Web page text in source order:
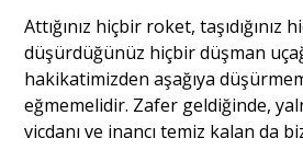
Attığınız hiçbir roket, taşıdığınız
düşürdüğünüz hiçbir düşman
hakikatimizden aşağıya
eğmemelidir. Zafer geldiğinde,
vicdanı ve inancı temiz kalan da